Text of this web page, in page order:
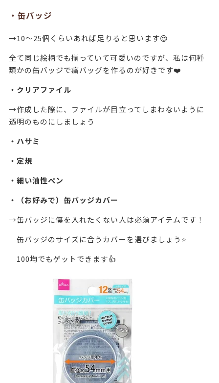
・缶バッジ
→10〜25個くらいあれば足りると思います😍
全て同じ絵柄でも揃っていて可愛いのですが、私は何種
類かの缶バッジで痛バッグを作るのが好きです❤️
・クリアファイル
→作成した際に、ファイルが目立ってしまわないように
透明のものにしましょう
・ハサミ
・定規
・細い油性ペン
・（お好みで）缶バッジカバー
→缶バッジに傷を入れたくない人は必須アイテムです！
缶バッジのサイズに合うカバーを選びましょう⭐️
100均でもゲットできます👍